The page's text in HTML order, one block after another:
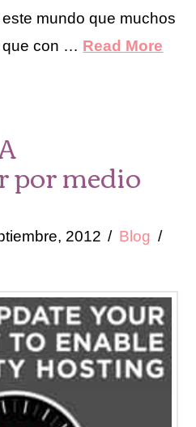
mundo que muchos
que con … Read More
por medio
2012
Blog